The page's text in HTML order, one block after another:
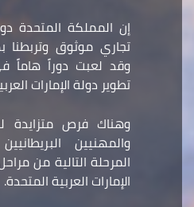
إن المملكة المتحدة
تجاري موثوق وتربطنا
وقد لعبت دوراً هاماً
تطوير دولة الإمارات
وهناك فرص متزايدة
والمهنيين
المرحلة التالية من
الإمارات العربية المتحدة.